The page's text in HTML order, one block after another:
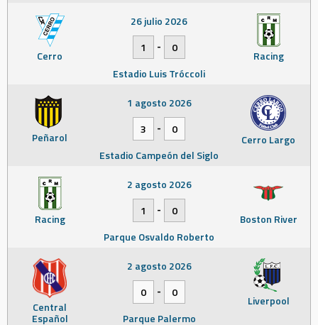
Cerro Racing
26 julio 2026
1
-
0
Estadio Luis Tróccoli
Peñarol Cerro Largo
1 agosto 2026
3
-
0
Estadio Campeón del Siglo
Racing Boston River
2 agosto 2026
1
-
0
Parque Osvaldo Roberto
Central
Español
Liverpool
2 agosto 2026
0
-
0
Parque Palermo